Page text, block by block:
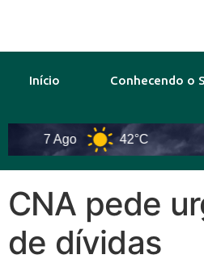
Início Conhecendo o
7 Ago 42°C
CNA pede
de dívidas